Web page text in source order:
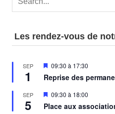
Les rendez-vous de
SEP
1
Mis
avant
09:30 à 17:30
Reprise des
SEP
5
Mis
avant
09:30 à 18:00
Place aux